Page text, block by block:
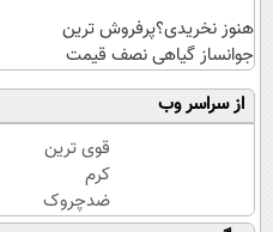
هنوز نخریدی؟پرفروش ترین
جوانساز گیاهی نصف قیمت
از سراسر وب
قوی ترین
کرم
ضدچروک